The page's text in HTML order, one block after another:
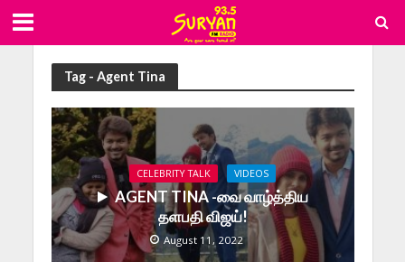
Tag - Agent Tina
CELEBRITY TALK VIDEOS
AGENT TINA -வை வாழ்த்திய
தளபதி விஜய்!
August 11, 2022